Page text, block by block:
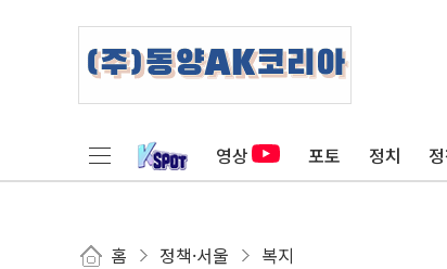
영상 포토 정치
홈 정책·서울 복지